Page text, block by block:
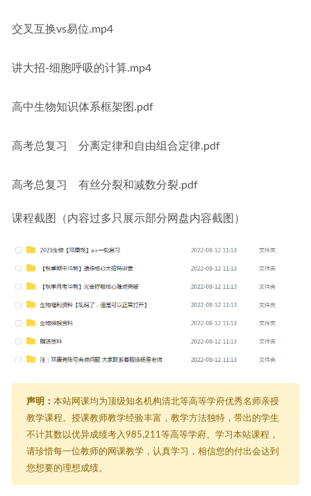
交叉互换vs易位.mp4
讲大招-细胞呼吸的计算.mp4
高中生物知识体系框架图.pdf
高考总复习　分离定律和自由组合定律.pdf
高考总复习　有丝分裂和减数分裂.pdf
课程截图（内容过多只展示部分网盘内容截图）
声明： 本站网课均为顶级知名机构清北等高等学府优秀名师亲授
教学课程。授课教师教学经验丰富，教学方法独特，带出的学生
不计其数以优异成绩考入985,211等高等学府。学习本站课程，
请珍惜每一位教师的网课教学，认真学习，相信您的付出会达到
您想要的理想成绩。